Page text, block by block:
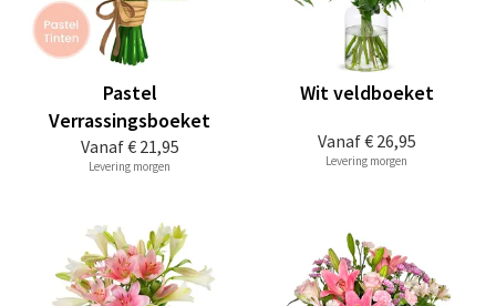
Vanaf€ 21,95
Pastel
Verrassingsboeket
Levering morgen
Vanaf€ 26,95
Wit veldboeket
Levering morgen